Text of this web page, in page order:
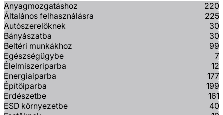
Anyagmozgatáshoz
220
Általános felhasználásra
225
Autószerelőknek
30
Bányászatba
30
Beltéri munkákhoz
99
Egészségügybe
7
Élelmiszeriparba
12
Energiaiparba
177
Építőiparba
199
Erdészetbe
161
ESD környezetbe
40